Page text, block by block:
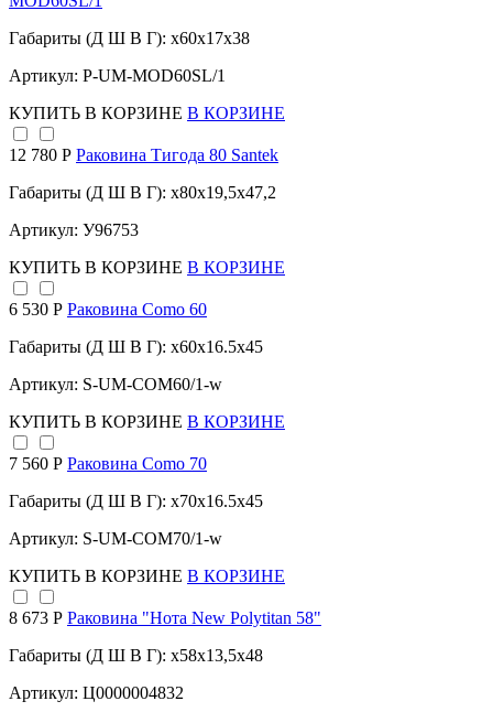
Габариты (Д Ш В Г): x60x17x38
Артикул: P-UM-MOD60SL/1
КУПИТЬ В КОРЗИНЕ В КОРЗИНЕ
12 780 Р Раковина Тигода 80 Santek
Габариты (Д Ш В Г): x80x19,5x47,2
Артикул: У96753
КУПИТЬ В КОРЗИНЕ В КОРЗИНЕ
6 530 Р Раковина Como 60
Габариты (Д Ш В Г): x60x16.5x45
Артикул: S-UM-COM60/1-w
КУПИТЬ В КОРЗИНЕ В КОРЗИНЕ
7 560 Р Раковина Como 70
Габариты (Д Ш В Г): x70x16.5x45
Артикул: S-UM-COM70/1-w
КУПИТЬ В КОРЗИНЕ В КОРЗИНЕ
8 673 Р Раковина "Нота New Polytitan 58"
Габариты (Д Ш В Г): x58x13,5x48
Артикул: Ц0000004832